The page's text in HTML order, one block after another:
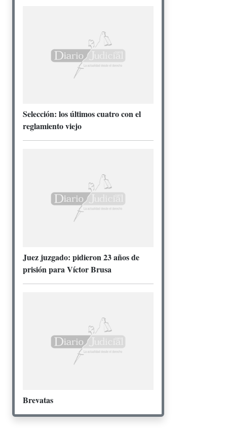
Selección: los últimos cuatro con el
reglamiento viejo
Juez juzgado: pidieron 23 años de
prisión para Víctor Brusa
Brevatas